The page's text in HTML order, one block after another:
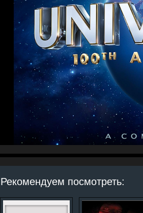
Рекомендуем посмотреть: